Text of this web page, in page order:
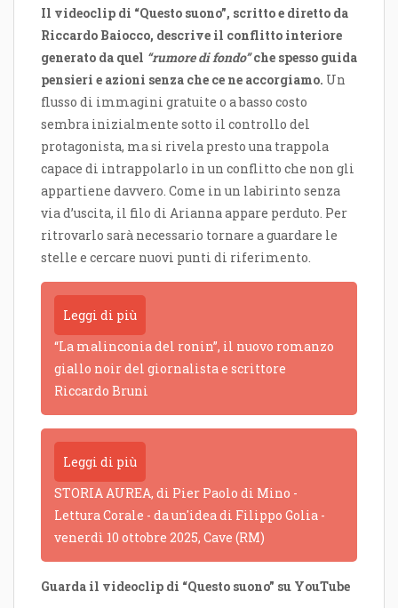
Il videoclip di “Questo suono”, scritto e diretto da
Riccardo Baiocco, descrive il conflitto interiore
generato da quel “rumore di fondo”che spesso guida
pensieri e azioni senza che ce ne accorgiamo. Un
flusso di immagini gratuite o a basso costo
sembra inizialmente sotto il controllo del
protagonista, ma si rivela presto una trappola
capace di intrappolarlo in un conflitto che non gli
appartiene davvero. Come in un labirinto senza
via d’uscita, il filo di Arianna appare perduto. Per
ritrovarlo sarà necessario tornare a guardare le
stelle e cercare nuovi punti di riferimento.
Leggi di più
“La malinconia del ronin”, il nuovo romanzo
giallo noir del giornalista e scrittore
Riccardo Bruni
Leggi di più
STORIA AUREA, di Pier Paolo di Mino -
Lettura Corale - da un'idea di Filippo Golia -
venerdì 10 ottobre 2025, Cave (RM)
Guarda il videoclip di “Questo suono” su YouTube